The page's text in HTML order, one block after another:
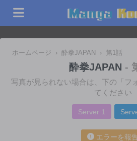
ホームページ › 酔拳JAPAN › 第1話
酔拳JAPAN -
写真が見られない場合は、下の「フ
てください
Server 1
エラーを報